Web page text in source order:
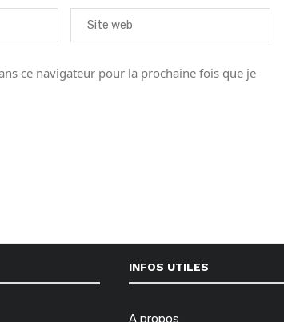
ce navigateur pour la prochaine fois que je
INFOS UTILES
A propos